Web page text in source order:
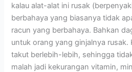
kalau alat-alat ini rusak
berbahaya yang biasanya tidak
racun yang berbahaya. Bahkan
untuk orang yang ginjalnya rusak.
takut berlebih-lebih, sehingga
malah jadi kekurangan vitamin,